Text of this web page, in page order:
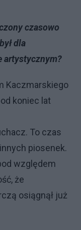
czasowo
dla
artystycznym?
Kaczmarskiego
koniec lat
To czas
piosenek.
względem
że
osiągnął już